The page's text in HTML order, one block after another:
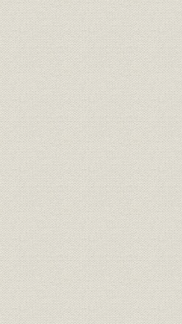
事業場一覧
年表
索引
編集後記
[詳細表目次]
表1 鉄鋼増産計画の政府案
表2 全国と当社の設備能力比較
表3 主要生産設備能力の伸び
表4 長期設備合理化計画
表5 粗鋼生産に占める千葉製鉄所
表6 当社と業界の合弁事業件数